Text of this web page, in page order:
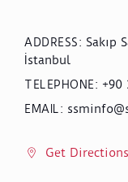
ADDRESS: Sakıp
İstanbul
TELEPHONE: +90
EMAIL :
Get Directions